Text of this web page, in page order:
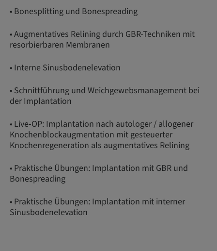
• Bonesplitting und Bonespreading
• Augmentatives Relining durch GBR-Techniken mit
resorbierbaren Membranen
• Interne Sinusbodenelevation
• Schnittführung und Weichgewebsmanagement bei
der Implantation
• Live-OP: Implantation nach autologer / allogener
Knochenblockaugmentation mit gesteuerter
Knochenregeneration als augmentatives Relining
• Praktische Übungen: Implantation mit GBR und
Bonespreading
• Praktische Übungen: Implantation mit interner
Sinusbodenelevation